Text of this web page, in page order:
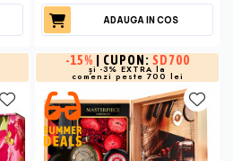
ADAUGA IN COS
-15% | CUPON: SD700
și -3% EXTRA la
comenzi peste 700 lei